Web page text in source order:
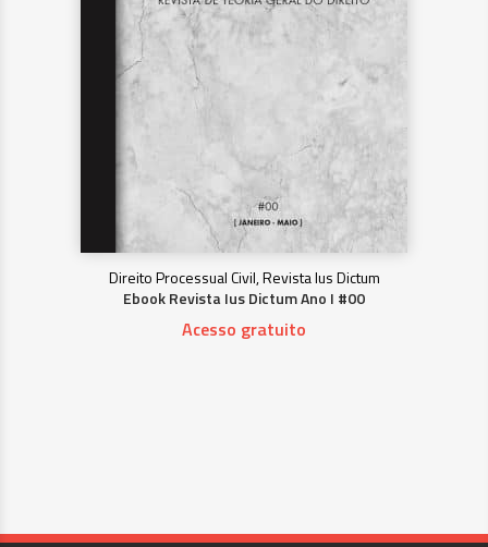
Direito Processual Civil, Revista Ius Dictum
Ebook Revista Ius Dictum Ano I #00
Acesso gratuito